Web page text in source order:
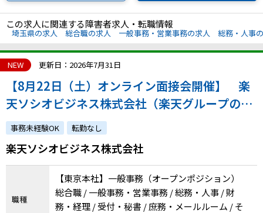
この求人に関連する障害者求人・転職情報
埼玉県の求人 総合職の求人 一般事務・営業事務の求人 総務・人事
NEW 更新日：2026年7月31日
【8月22日（土）オンライン面接会開催】 楽
天ソシオビジネス株式会社（楽天グループの特
例子会社◎充実のサポート体制！ステップアッ
プしながら成長できます。）
事務未経験OK 転勤なし
楽天ソシオビジネス株式会社
職種
【東京本社】一般事務（オープンポジション）
総合職 / 一般事務・営業事務 / 総務・人事 / 財
務・経理 / 受付・秘書 / 庶務・メールルーム / そ